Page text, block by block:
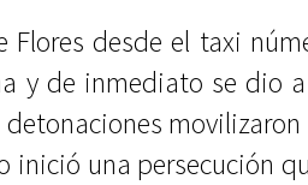
Flores desde el taxi
y de inmediato se dio
movilizaron
inició una persecución